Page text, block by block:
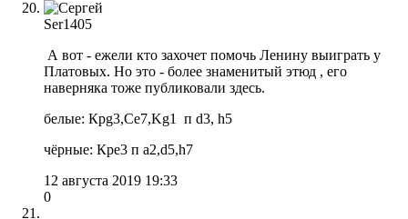
Ser1405
А вот - ежели кто захочет помочь Ленину выиграть у
Платовых. Но это - более знаменитый этюд , его
наверняка тоже публиковали здесь.
белые: Крg3,Ce7,Kg1 п d3, h5
чёрные: Кре3 п а2,d5,h7
12 августа 2019 19:33
0